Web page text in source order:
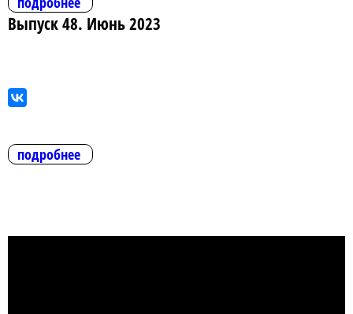
Выпуск 48. Июнь 2023
подробнее